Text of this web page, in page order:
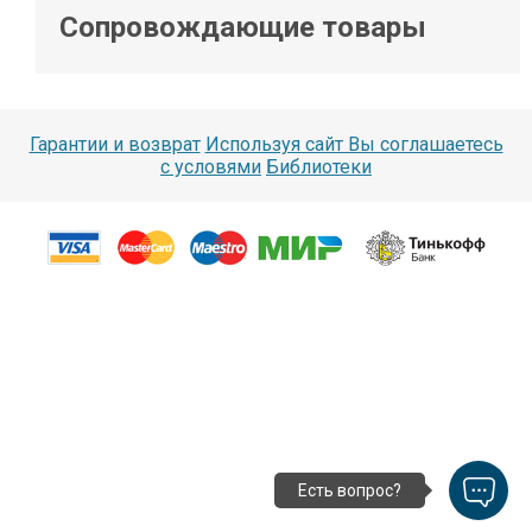
Сопровождающие товары
Гарантии и возврат Используя сайт Вы соглашаетесь
с условями Библиотеки
Есть вопрос?